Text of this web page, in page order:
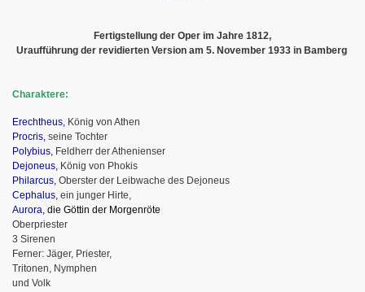
Fertigstellung der Oper im Jahre 1812,
Uraufführung der revidierten Version am 5. November 1933 in Bamberg
Charaktere:
Erechtheus, König von Athen
Procris, seine Tochter
Polybius, Feldherr der Athenienser
Dejoneus, König von Phokis
Philarcus, Oberster der Leibwache des Dejoneus
Cephalus, ein junger Hirte,
Aurora, die Göttin der Morgenröte
Oberpriester
3 Sirenen
Ferner: Jäger, Priester,
Tritonen, Nymphen
und Volk